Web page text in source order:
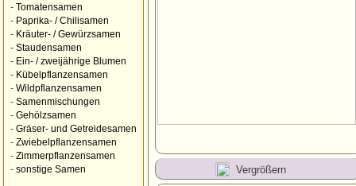
- Tomatensamen
- Paprika- / Chilisamen
- Kräuter- / Gewürzsamen
- Staudensamen
- Ein- / zweijährige Blumen
- Kübelpflanzensamen
- Wildpflanzensamen
- Samenmischungen
- Gehölzsamen
- Gräser- und Getreidesamen
- Zwiebelpflanzensamen
- Zimmerpflanzensamen
- sonstige Samen Vergrößern